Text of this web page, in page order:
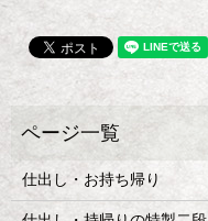
仕出し・お持ち帰り